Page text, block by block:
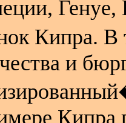
Генуе,
Кипра. В
и
Кипра